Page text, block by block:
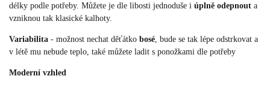
délky podle potřeby. Můžete je dle libosti jednoduše i úplně odepnout a
vzniknou tak klasické kalhoty.
Variabilita - možnost nechat děťátko bosé , bude se tak lépe odstrkovat a
v létě mu nebude teplo, také můžete ladit s ponožkami dle potřeby
Moderní vzhled